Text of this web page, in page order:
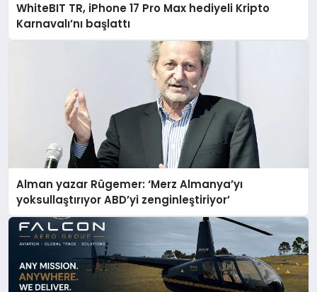
WhiteBIT TR, iPhone 17 Pro Max hediyeli Kripto
Karnavalı’nı başlattı
Alman yazar Rügemer: ‘Merz Almanya’yı
yoksullaştırıyor ABD’yi zenginleştiriyor’